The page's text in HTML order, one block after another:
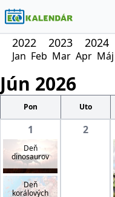
2022 2023 2024
Jan Feb Mar Apr Máj
Jún 2026
Pon Uto
1
Deň
dinosaurov
Deň
korálových
2